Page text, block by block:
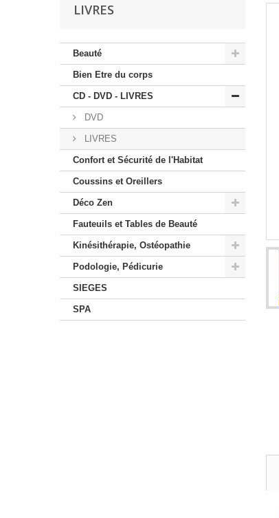
LIVRES
Beauté
Bien Etre du corps
CD - DVD - LIVRES
DVD
LIVRES
Confort et Sécurité de l'Habitat
Coussins et Oreillers
Déco Zen
Fauteuils et Tables de Beauté
Kinésithérapie, Ostéopathie
Podologie, Pédicurie
SIEGES
SPA